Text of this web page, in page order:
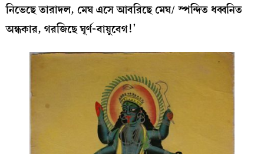
নিভেছে তারাদল, মেঘ এসে আবরিছে মেঘ/ স্পন্দিত ধব্বনিত
অন্ধকার, গরজিছে ঘূর্ণ-বায়ুবেগ!’